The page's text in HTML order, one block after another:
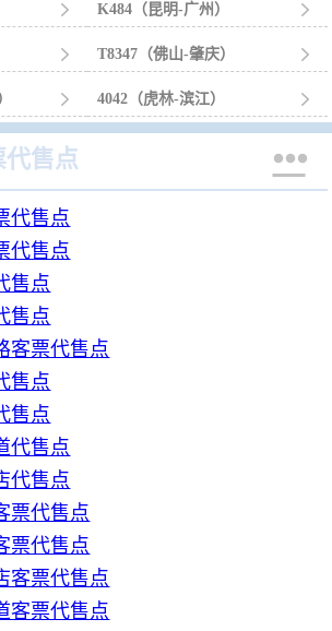
 K484（昆明-广州） 
 T8347（佛山-肇庆） 
 4042（虎林-滨江） 
代售点 
代售点
代售点
售点
售点
客票代售点
售点
售点
代售点
代售点
票代售点
票代售点
客票代售点
客票代售点